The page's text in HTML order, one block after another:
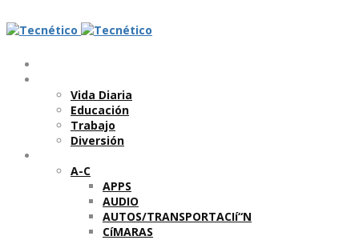
Vida Diaria
Educación
Trabajo
Diversión
A-C
APPS
AUDIO
AUTOS/TRANSPORTACIí“N
CíMARAS